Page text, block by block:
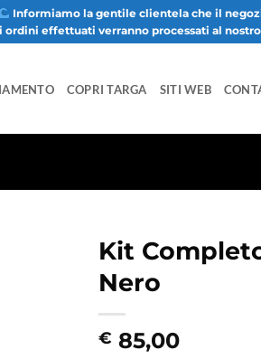
Informiamo la gentile clientela che il
ordini effettuati verranno processati al
COPRI TARGA SITI WEB
Kit
Nero
€ 85,00